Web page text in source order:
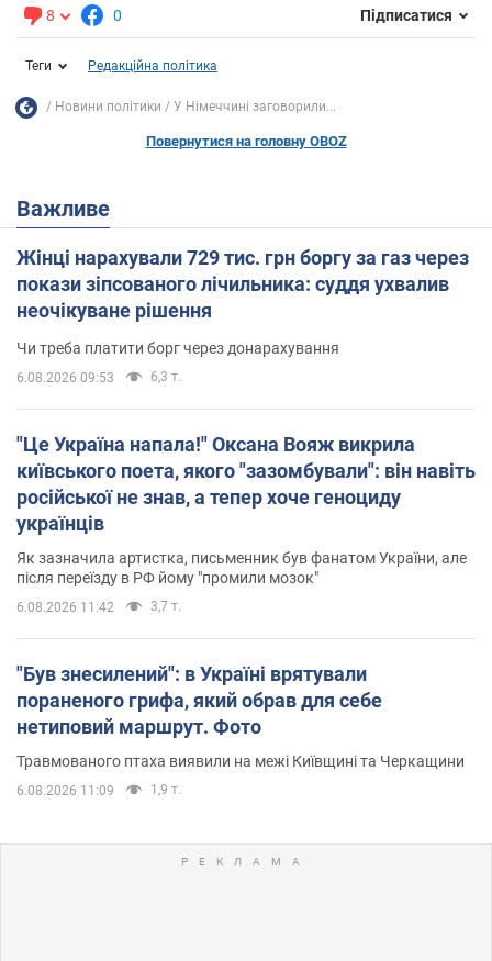
8 0 Підписатися
Теги Редакційна політика
Новини політики У Німеччині заговорили...
Повернутися на головну OBOZ
Важливе
Жінці нарахували 729 тис. грн боргу за газ через
покази зіпсованого лічильника: суддя ухвалив
неочікуване рішення
Чи треба платити борг через донарахування
6.08.2026 09:53 6,3 т.
"Це Україна напала!" Оксана Вояж викрила
київського поета, якого "зазомбували": він навіть
російської не знав, а тепер хоче геноциду
українців
Як зазначила артистка, письменник був фанатом України, але
після переїзду в РФ йому "промили мозок"
6.08.2026 11:42 3,7 т.
"Був знесилений": в Україні врятували
пораненого грифа, який обрав для себе
нетиповий маршрут. Фото
Травмованого птаха виявили на межі Київщині та Черкащини
6.08.2026 11:09 1,9 т.